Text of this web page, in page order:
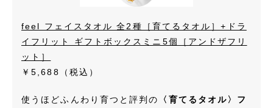
feel フェイスタオル 全2種［育てるタオル］+ドラ
イフリット ギフトボックスミニ5個［アンドザフリ
ット］
￥5,688
（税込）
使うほどふんわり育つと評判の
〈育てるタオル〉フ